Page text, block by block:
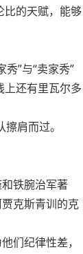
比的天赋，能够
”与“卖家秀”
上还有里瓦尔多
肩而过。
铁腕治军著
克斯青训的克
们纪律性差，